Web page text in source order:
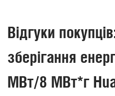
Відгуки
зберігання
МВт/8 МВт*г